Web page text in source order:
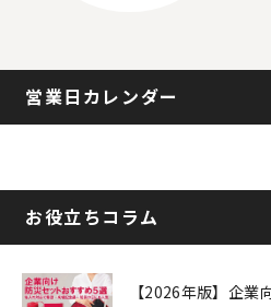
営業日カレンダー
お役立ちコラム
【2026年版】企